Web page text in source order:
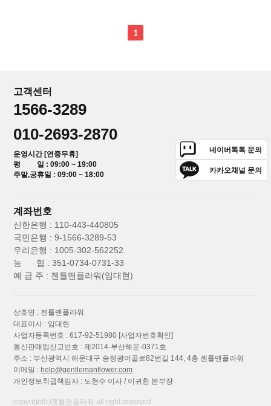
1
고객센터
1566-3289
010-2693-2870
운영시간 [연중무휴]
평 일 : 09:00 ~ 19:00
주말,공휴일 : 09:00 ~ 18:00
네이버톡톡 문의
카카오채널 문의
계좌번호
신한은행 : 110-443-440805
국민은행 : 9-1566-3289-53
우리은행 : 1005-302-562252
농 협 : 351-0734-0731-33
예 금 주 : 젠틀맨플라워(임대현)
상호명 : 젠틀맨플라워
대표이사 : 임대현
사업자등록번호 : 617-92-51980 [사업자번호확인]
통신판매업신고번호 : 제2014-부산해운-0371호
주소 : 부산광역시 해운대구 송정광어골로82번길 144, 4층 젠틀맨플라워
이메일 : help@gentlemanflower.com
개인정보취급책임자 : 노현수 이사 / 이귀환 본부장
copyright⒞젠틀맨플라워 all right reserved